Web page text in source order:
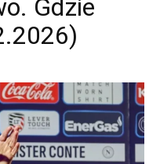
Gdzie